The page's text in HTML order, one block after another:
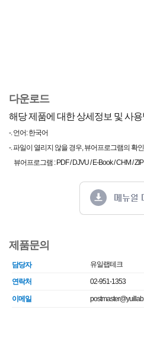
다운로드
해당 제품에 대한 상세정보 및 사
-. 언어: 한국어
-. 파일이 열리지 않을 경우, 뷰어프로그램의 확
뷰어프로그램 : PDF / DJVU / E-Book / CHM / ZIP
제품문의
담당자 유일랩테크
연락처 02-951-1353
이메일